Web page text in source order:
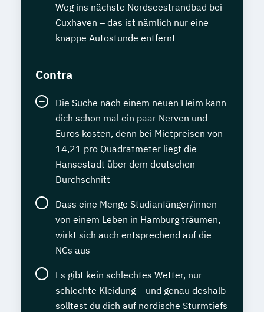
Weg ins nächste Nordseestrandbad bei
Cuxhaven – das ist nämlich nur eine
knappe Autostunde entfernt
Contra
Die Suche nach einem neuen Heim kann
dich schon mal ein paar Nerven und
Euros kosten, denn bei Mietpreisen von
14,21 pro Quadratmeter liegt die
Hansestadt über dem deutschen
Durchschnitt
Dass eine Menge Studianfänger/innen
von einem Leben in Hamburg träumen,
wirkt sich auch entsprechend auf die
NCs aus
Es gibt kein schlechtes Wetter, nur
schlechte Kleidung – und genau deshalb
solltest du dich auf nordische Sturmtiefs